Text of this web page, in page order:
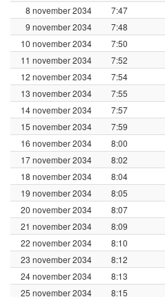
8 november 2034
7:47
9 november 2034
7:48
10 november 2034
7:50
11 november 2034
7:52
12 november 2034
7:54
13 november 2034
7:55
14 november 2034
7:57
15 november 2034
7:59
16 november 2034
8:00
17 november 2034
8:02
18 november 2034
8:04
19 november 2034
8:05
20 november 2034
8:07
21 november 2034
8:09
22 november 2034
8:10
23 november 2034
8:12
24 november 2034
8:13
25 november 2034
8:15